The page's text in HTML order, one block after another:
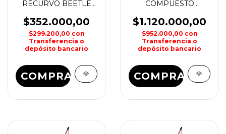
RECURVO BEETLE
$352.000,00
$299.200,00 con
Transferencia o
depósito bancario
COMPRAR
COMPUESTO
$1.120.000,00
$952.000,00 con
Transferencia o
depósito bancario
COMPRAR